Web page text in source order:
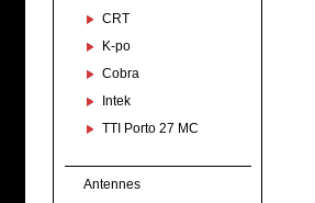
CRT
K-po
Cobra
Intek
TTI Porto 27 MC
Antennes